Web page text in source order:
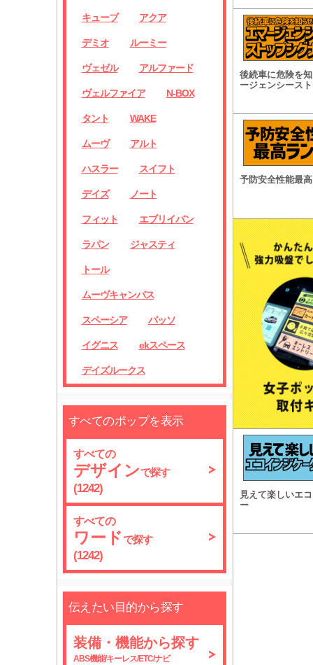
後続車に危険を
ージェンシース
予防安全性能最
見えて楽しいエ
ー
キューブ アクア
デミオ ルーミー
ヴェゼル アルファード
ヴェルファイア N-BOX
タント WAKE
ムーヴ アルト
ハスラー スイフト
デイズ ノート
フィット エブリイバン
ラパン ジャスティ
トール
ムーヴキャンバス
スペーシア パッソ
イグニス ekスペース
デイズルークス
すべてのポップを表示
すべての
デザインで探す
(1242)
すべての
ワード で探す
(1242)
伝えたい目的から探す
装備・機能から探す
ABS機能/キーレス/ETC/ナビ